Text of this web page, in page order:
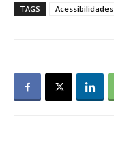
TAGS Acessibilidades